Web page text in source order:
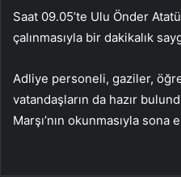
Saat 09.05’te Ulu Önder
çalınmasıyla bir dakikalık
Adliye personeli, gaziler,
vatandaşların da hazır
Marşı’nın okunmasıyla sona